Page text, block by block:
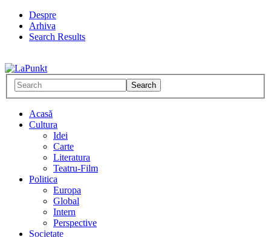
Despre
Arhiva
Search Results
Acasă
Cultura
Idei
Carte
Literatura
Teatru-Film
Politica
Europa
Global
Intern
Perspective
Societate